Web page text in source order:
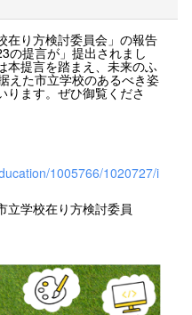
在り方検討委員会」の報告
の提言が」提出されまし
本提言を踏まえ、未来のふ
えた市立学校のあるべき姿
ります。ぜひ御覧くださ
1005766/1020727/i
立学校在り方検討委員